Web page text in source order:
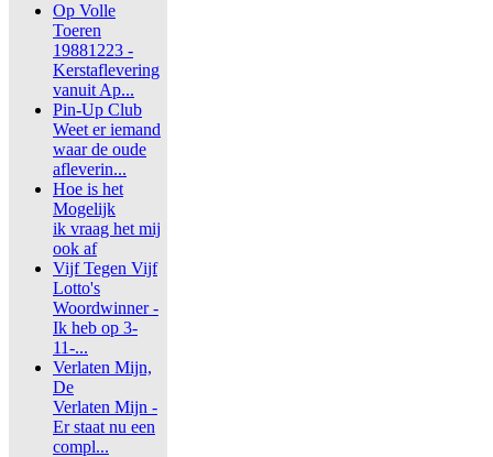
Op Volle
Toeren
19881223 -
Kerstaflevering
vanuit Ap...
Pin-Up Club
Weet er iemand
waar de oude
afleverin...
Hoe is het
Mogelijk
ik vraag het mij
ook af
Vijf Tegen Vijf
Lotto's
Woordwinner -
Ik heb op 3-
11-...
Verlaten Mijn,
De
Verlaten Mijn -
Er staat nu een
compl...